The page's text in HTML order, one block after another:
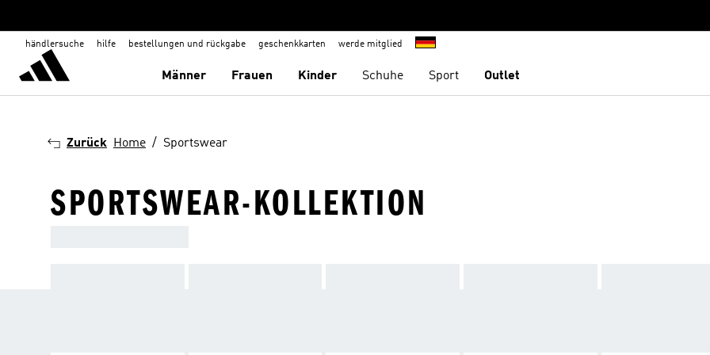
händlersuche hilfe bestellungen und rückgabe geschenkkarten werde mitglied
Männer Frauen Kinder Schuhe Sport Outlet
Zurück Home Sportswear
SPORTSWEAR-KOLLEKTION